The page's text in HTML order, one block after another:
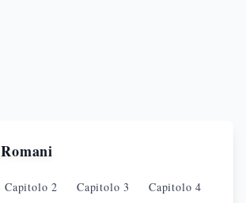
Romani
Capitolo2 Capitolo3 Capitolo4